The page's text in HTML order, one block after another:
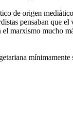
de origen
pensaban que el
marxismo mucho
mínimamente